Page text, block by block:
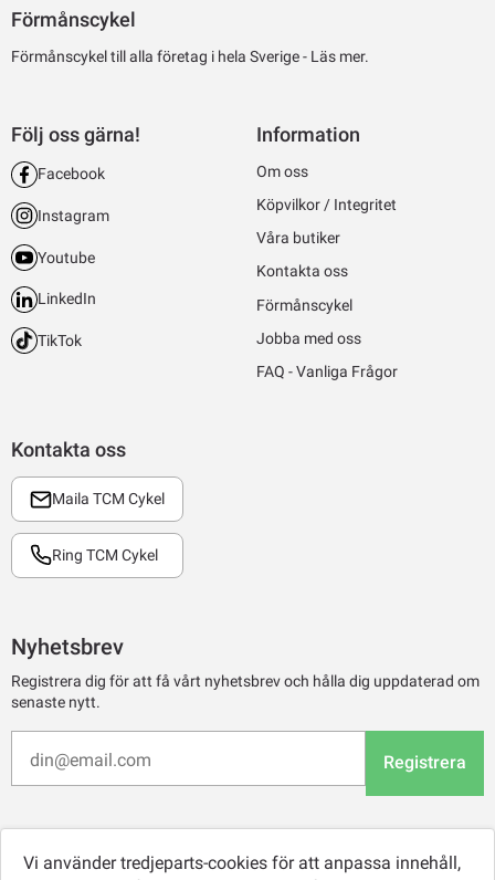
Förmånscykel
Förmånscykel till alla företag i hela Sverige - Läs mer.
Kontakta oss
Maila TCM Cykel
Ring TCM Cykel
Följ oss gärna!
Facebook
Instagram
Youtube
LinkedIn
TikTok
Information
Om oss
Köpvilkor / Integritet
Våra butiker
Kontakta oss
Förmånscykel
Jobba med oss
FAQ - Vanliga Frågor
Nyhetsbrev
Registrera dig för att få vårt nyhetsbrev och hålla dig uppdaterad om
senaste nytt.
Registrera
Vi använder tredjeparts-cookies för att anpassa innehåll,